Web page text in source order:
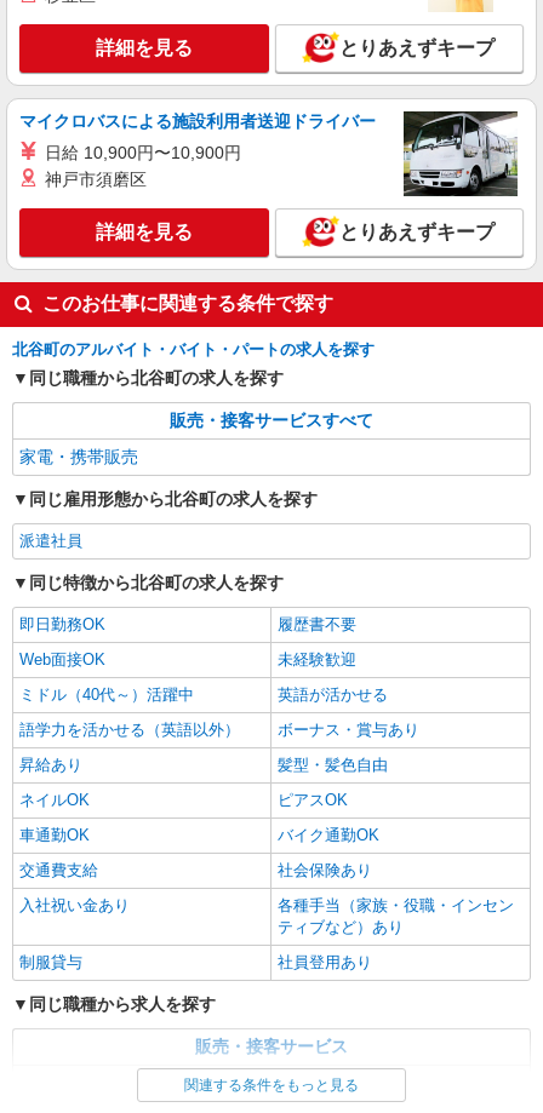
詳細を見る とりあえずキープ
マイクロバスによる施設利用者送迎ドライバー
日給 10,900円〜10,900円
神戸市須磨区
詳細を見る とりあえずキープ
このお仕事に関連する条件で探す
北谷町のアルバイト・バイト・パートの求人を探す
同じ職種から北谷町の求人を探す
販売・接客サービスすべて
家電・携帯販売
同じ雇用形態から北谷町の求人を探す
派遣社員
同じ特徴から北谷町の求人を探す
即日勤務OK
履歴書不要
Web面接OK
未経験歓迎
ミドル（40代～）活躍中
英語が活かせる
語学力を活かせる（英語以外）
ボーナス・賞与あり
昇給あり
髪型・髪色自由
ネイルOK
ピアスOK
車通勤OK
バイク通勤OK
交通費支給
社会保険あり
入社祝い金あり
各種手当（家族・役職・インセン
ティブなど）あり
制服貸与
社員登用あり
同じ職種から求人を探す
販売・接客サービス
関連する条件をもっと見る